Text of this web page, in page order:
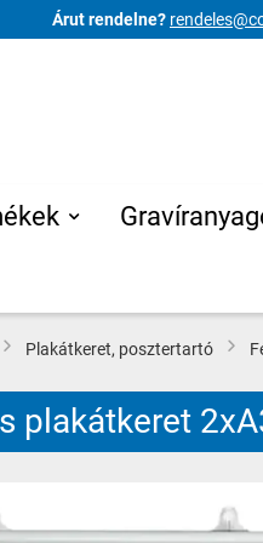
Árut rendelne?
Plakátkeret, posztertartó
plakátkeret